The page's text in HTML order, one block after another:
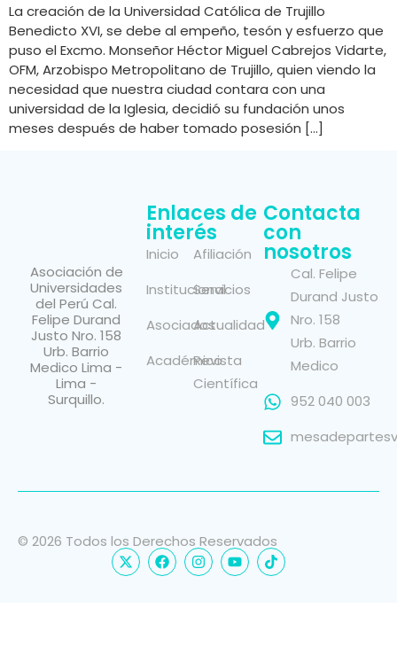
La creación de la Universidad Católica de Trujillo
Benedicto XVI, se debe al empeño, tesón y esfuerzo que
puso el Excmo. Monseñor Héctor Miguel Cabrejos Vidarte,
OFM, Arzobispo Metropolitano de Trujillo, quien viendo la
necesidad que nuestra ciudad contara con una
universidad de la Iglesia, decidió su fundación unos
meses después de haber tomado posesión […]
Asociación de
Universidades
del Perú Cal.
Felipe Durand
Justo Nro. 158
Urb. Barrio
Medico Lima -
Lima -
Surquillo.
Enlaces de
interés
Inicio
Institucional
Asociados
Académico
Afiliación
Servicios
Actualidad
Revista
Científica
Contacta
con
nosotros
Cal. Felipe
Durand Justo
Nro. 158
Urb. Barrio
Medico
952 040 003
© 2026 Todos los Derechos Reservados